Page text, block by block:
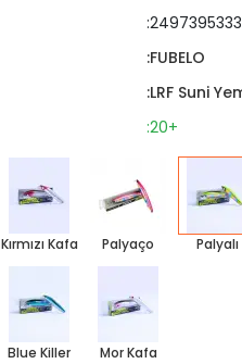
:FUBELO
:LRF Suni
:20+
Kırmızı Kafa Palyaço Palyalı
Blue Killer Mor Kafa